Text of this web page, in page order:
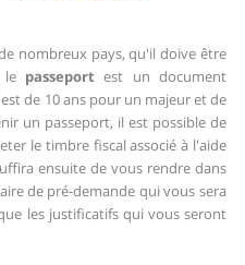
nombreux pays, qu'il doive être
le passeport est un document
de 10 ans pour un majeur et de
un passeport, il est possible de
le timbre fiscal associé à l'aide
ensuite de vous rendre dans
de pré-demande qui vous sera
les justificatifs qui vous seront